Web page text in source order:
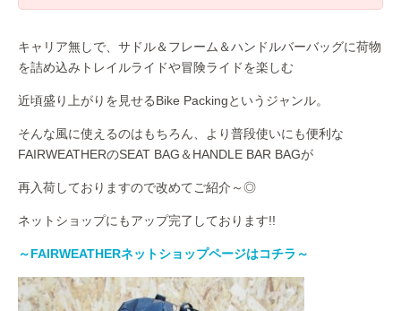
キャリア無しで、サドル＆フレーム＆ハンドルバーバッグに荷物
を詰め込みトレイルライドや冒険ライドを楽しむ
近頃盛り上がりを見せるBike Packingというジャンル。
そんな風に使えるのはもちろん、より普段使いにも便利な
FAIRWEATHERのSEAT BAG＆HANDLE BAR BAGが
再入荷しておりますので改めてご紹介～◎
ネットショップにもアップ完了しております!!
～FAIRWEATHERネットショップページはコチラ～